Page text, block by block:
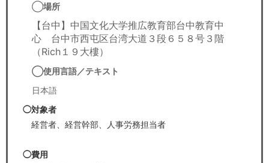
◯場所
【台中】中国文化大学推広教育部台中教育中
心 台中市西屯区台湾大道３段６５８号３階
（Rich１９大樓）
◯使用言語／テキスト
日本語
◯対象者
経営者、経営幹部、人事労務担当者
◯費用